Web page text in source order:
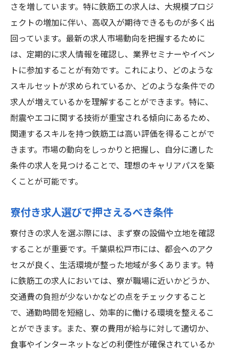
さを増しています。特に鉄筋工の求人は、大規模プロジ
ェクトの増加に伴い、高収入が期待できるものが多く出
回っています。最新の求人市場動向を把握するために
は、定期的に求人情報を確認し、業界セミナーやイベン
トに参加することが有効です。これにより、どのような
スキルセットが求められているか、どのような条件での
求人が増えているかを理解することができます。特に、
耐震やエコに関する技術が重宝される傾向にあるため、
関連するスキルを持つ鉄筋工は高い評価を得ることがで
きます。市場の動向をしっかりと把握し、自分に適した
条件の求人を見つけることで、理想のキャリアパスを築
くことが可能です。
寮付き求人選びで押さえるべき条件
寮付きの求人を選ぶ際には、まず寮の設備や立地を確認
することが重要です。千葉県松戸市には、都会へのアク
セスが良く、生活環境が整った地域が多くあります。特
に鉄筋工の求人においては、寮が職場に近いかどうか、
交通費の負担が少ないかなどの点をチェックすること
で、通勤時間を短縮し、効率的に働ける環境を整えるこ
とができます。また、寮の費用が給与に対して適切か、
食事やインターネットなどの利便性が確保されているか